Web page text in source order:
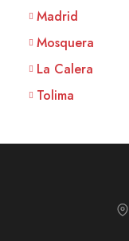
Madrid
Mosquera
La Calera
Tolima